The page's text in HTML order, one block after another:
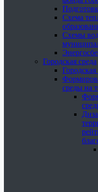
Схема
Схемы
Городская среда
Городская
среды на